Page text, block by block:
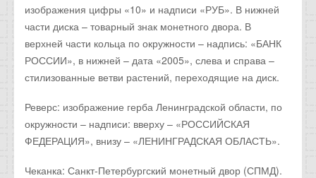
изображения цифры «10» и надписи «РУБ». В нижней
части диска – товарный знак монетного двора. В
верхней части кольца по окружности – надпись: «БАНК
РОССИИ», в нижней – дата «2005», слева и справа –
стилизованные ветви растений, переходящие на диск.
Реверс: изображение герба Ленинградской области, по
окружности – надписи: вверху – «РОССИЙСКАЯ
ФЕДЕРАЦИЯ», внизу – «ЛЕНИНГРАДСКАЯ ОБЛАСТЬ».
Чеканка: Санкт-Петербургский монетный двор (СПМД).